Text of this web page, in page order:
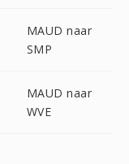
MAUD naar
SMP
MAUD naar
WVE